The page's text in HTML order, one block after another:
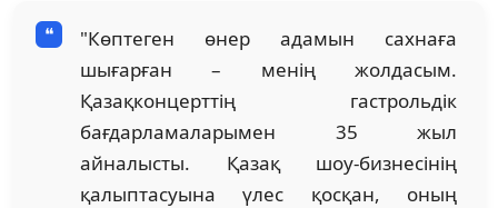
"Көптеген өнер адамын сахнаға
шығарған – менің жолдасым.
Қазақконцерттің гастрольдік
бағдарламаларымен 35 жыл
айналысты. Қазақ шоу-бизнесінің
қалыптасуына үлес қосқан, оның